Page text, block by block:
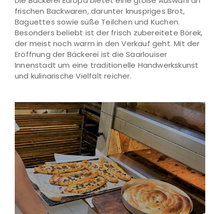
frischen Backwaren, darunter knuspriges Brot,
Baguettes sowie süße Teilchen und Kuchen.
Besonders beliebt ist der frisch zubereitete Börek,
der meist noch warm in den Verkauf geht. Mit der
Eröffnung der Bäckerei ist die Saarlouiser
Innenstadt um eine traditionelle Handwerkskunst
und kulinarische Vielfalt reicher.